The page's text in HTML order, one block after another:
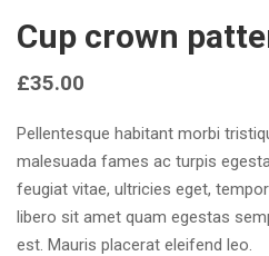
Cup crown
£35.00
Pellentesque habitant morbi
malesuada fames ac turpis
feugiat vitae, ultricies eget,
libero sit amet quam egestas
est. Mauris placerat eleifend leo.